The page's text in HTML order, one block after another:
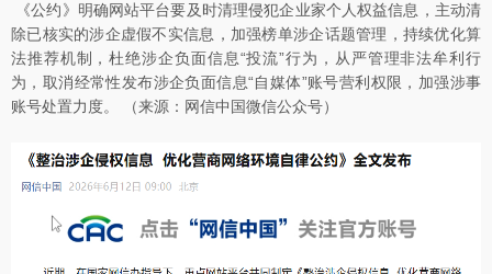
《公约》明确网站平台要及时清理侵犯企业家个人权益信息，主动清
除已核实的涉企虚假不实信息，加强榜单涉企话题管理，持续优化算
法推荐机制，杜绝涉企负面信息“投流”行为，从严管理非法牟利行
为，取消经常性发布涉企负面信息“自媒体”账号营利权限，加强涉事
账号处置力度。 （来源：网信中国微信公众号）